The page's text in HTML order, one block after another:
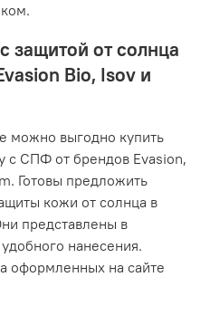
защитой от солнца
Bio, Isov и
можно выгодно купить
с СПФ от брендов Evasion,
Готовы предложить
кожи от солнца в
представлены в
нанесения.
оформленных на сайте